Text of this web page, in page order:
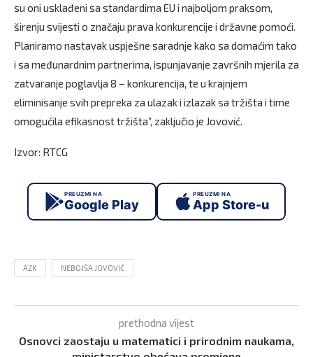
su oni usklađeni sa standardima EU i najboljom praksom,
širenju svijesti o značaju prava konkurencije i državne pomoći.
Planiramo nastavak uspješne saradnje kako sa domaćim tako
i sa međunardnim partnerima, ispunjavanje završnih mjerila za
zatvaranje poglavlja 8 – konkurencija, te u krajnjem
eliminisanje svih prepreka za ulazak i izlazak sa tržišta i time
omogućila efikasnost tržišta”, zaključio je Jovović.
Izvor: RTCG
PREUZMI NA
Google Play
PREUZMI NA
App Store-u
AZK NEBOJŠA JOVOVIĆ
prethodna vijest
Osnovci zaostaju u matematici i prirodnim naukama,